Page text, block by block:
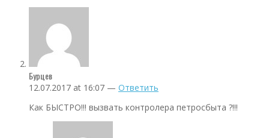
Бурцев
12.07.2017 at 16:07 — Ответить
Как БЫСТРО!!! вызвать контролера петросбыта ?!!!